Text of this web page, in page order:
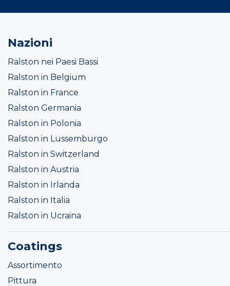
Nazioni
Ralston nei Paesi Bassi
Ralston in Belgium
Ralston in France
Ralston Germania
Ralston in Polonia
Ralston in Lussemburgo
Ralston in Switzerland
Ralston in Austria
Ralston in Irlanda
Ralston in Italia
Ralston in Ucraina
Coatings
Assortimento
Pittura